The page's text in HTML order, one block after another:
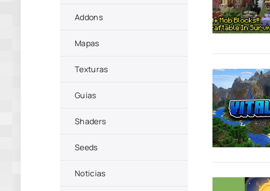
Addons
Mapas
Texturas
Guías
Shaders
Seeds
Noticias